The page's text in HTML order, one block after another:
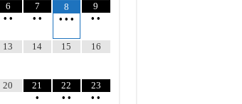
6
• •
7
• •
8
• • •
9
• •
13 14 15 16
20
21
•
22
• •
23
• •